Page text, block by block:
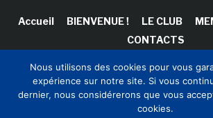
Accueil BIENVENUE ! LE CLUB
CONTACTS
Copyright © 2026 Club Innovation &
Sinapses Conseils
Nous utilisons des cookies pour vous
expérience sur notre site. Si vous
dernier, nous considérerons que vous
cookies.